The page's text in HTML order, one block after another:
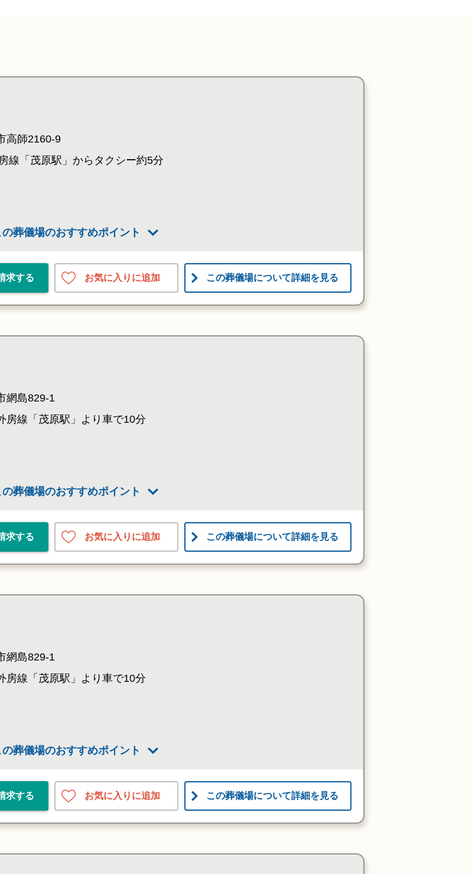
高師2160-9
線「茂原駅」からタクシー約5分
の葬儀場のおすすめポイント
求する お気に入りに追加 この葬儀場について詳細を見る
網島829-1
房線「茂原駅」より車で10分
の葬儀場のおすすめポイント
求する お気に入りに追加 この葬儀場について詳細を見る
網島829-1
房線「茂原駅」より車で10分
の葬儀場のおすすめポイント
求する お気に入りに追加 この葬儀場について詳細を見る